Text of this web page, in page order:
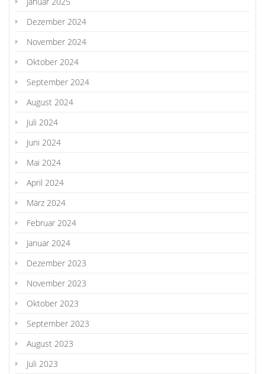
Dezember 2024
November 2024
Oktober 2024
September 2024
August 2024
Juli 2024
Juni 2024
Mai 2024
April 2024
März 2024
Februar 2024
Januar 2024
Dezember 2023
November 2023
Oktober 2023
September 2023
August 2023
Juli 2023